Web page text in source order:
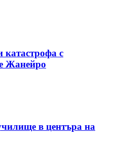
катастрофа с
Жанейро
в центъра на